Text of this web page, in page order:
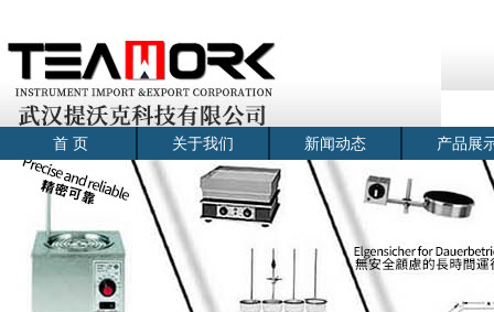
首 页 关于我们 新闻动态 产品展